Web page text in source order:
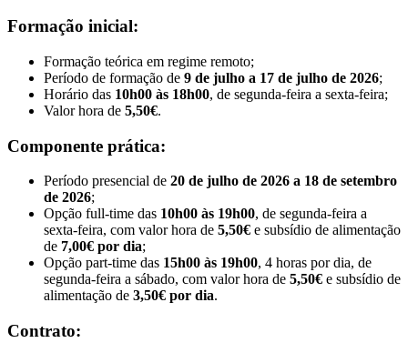
Formação inicial:
Formação teórica em regime remoto;
Período de formação de 9 de julho a 17 de julho de 2026;
Horário das 10h00 às 18h00, de segunda-feira a sexta-feira;
Valor hora de 5,50€.
Componente prática:
Período presencial de 20 de julho de 2026 a 18 de setembro
de 2026;
Opção full-time das 10h00 às 19h00, de segunda-feira a
sexta-feira, com valor hora de 5,50€ e subsídio de alimentação
de 7,00€ por dia;
Opção part-time das 15h00 às 19h00, 4 horas por dia, de
segunda-feira a sábado, com valor hora de 5,50€ e subsídio de
alimentação de 3,50€ por dia.
Contrato: